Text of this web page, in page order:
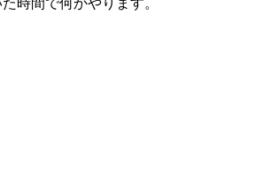
時間で何かやります。